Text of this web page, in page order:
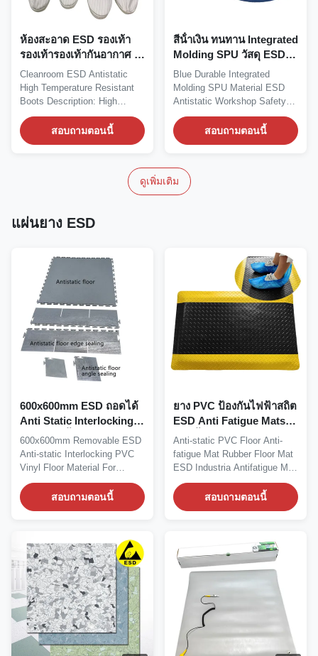
ห้องสะอาด ESD รองเท้า
รองเท้ารองเท้ากันอากาศ ยู
นิเซ็กซ์
Cleanroom ESD Antistatic
High Temperature Resistant
Boots Description: High
temperature resistant...
สอบถามตอนนี้
สีน้ําเงิน ทนทาน Integrated
Molding SPU วัสดุ ESD
แอนติสแตตติก ห้างสรรพ
สินค้าความปลอดภัย
Blue Durable Integrated
Molding SPU Material ESD
Antistatic Workshop Safety
Four Holes Sandals...
สอบถามตอนนี้
ดูเพิ่มเติม
แผ่นยาง ESD
600x600mm ESD ถอดได้
Anti Static Interlocking
PVC วินิลพื้นวัสดุสําหรับ
โรงพยาบาล / ห้องสะอาด
600x600mm Removable ESD
Anti-static Interlocking PVC
Vinyl Floor Material For
Hospital/Cleanroom...
สอบถามตอนนี้
ยาง PVC ป้องกันไฟฟ้าสถิต
ESD Anti Fatigue Mats
สามชั้น
Anti-static PVC Floor Anti-
fatigue Mat Rubber Floor Mat
ESD Industria Antifatigue Mat
Product...
สอบถามตอนนี้